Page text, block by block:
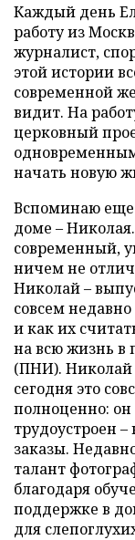
Каждый день
работу из
журналист,
этой истории
современной
видит. На
церковный
начать новую
Вспоминаю еще
доме –
современный,
ничем не
Николай –
совсем
и как их
на всю жизнь в
(ПНИ). Николай
сегодня это
полноценно: он
трудоустроен
заказы.
талант
благодаря
поддержке в
для